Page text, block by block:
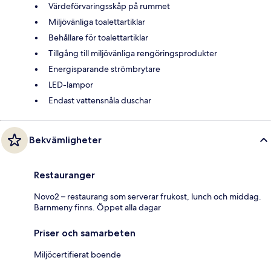
Värdeförvaringsskåp på rummet
Miljövänliga toalettartiklar
Behållare för toalettartiklar
Tillgång till miljövänliga rengöringsprodukter
Energisparande strömbrytare
LED-lampor
Endast vattensnåla duschar
Bekvämligheter
Restauranger
Novo2 – restaurang som serverar frukost, lunch och middag.
Barnmeny finns. Öppet alla dagar
Priser och samarbeten
Miljöcertifierat boende